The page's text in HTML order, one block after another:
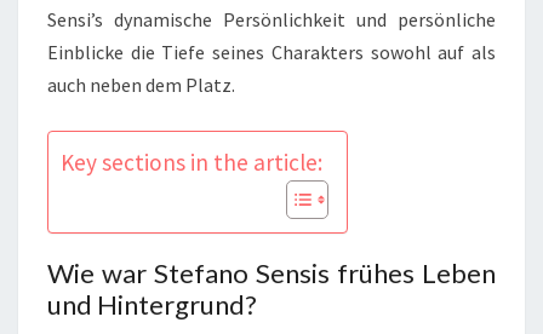
Sensi’s dynamische Persönlichkeit und persönliche
Einblicke die Tiefe seines Charakters sowohl auf als
auch neben dem Platz.
Key sections in the article:
Wie war Stefano Sensis frühes Leben
und Hintergrund?